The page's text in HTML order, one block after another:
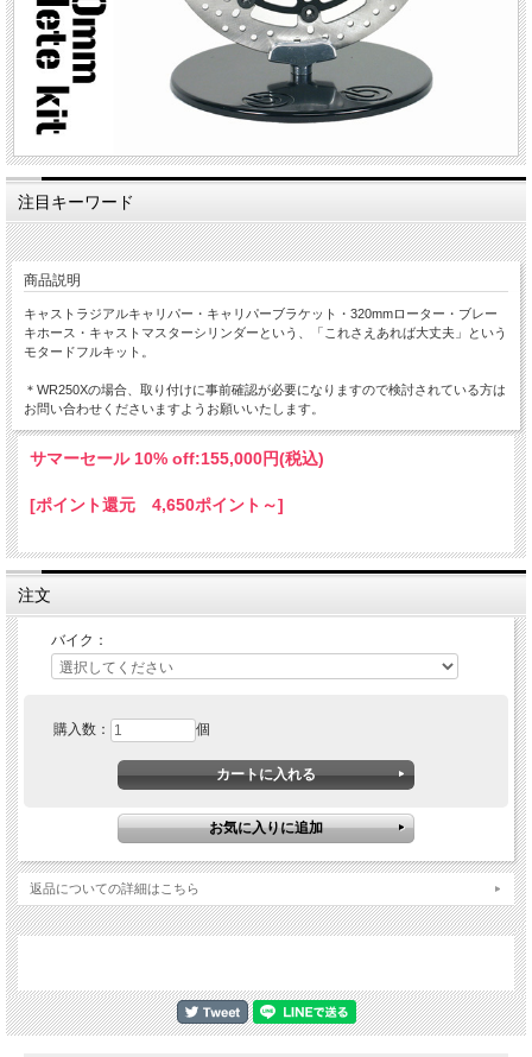
注目キーワード
商品説明
キャストラジアルキャリパー・キャリパーブラケット・320mmローター・ブレー
キホース・キャストマスターシリンダーという、「これさえあれば大丈夫」という
モタードフルキット。
＊WR250Xの場合、取り付けに事前確認が必要になりますので検討されている方は
お問い合わせくださいますようお願いいたします。
サマーセール 10% off:155,000円(税込)
[ポイント還元 4,650ポイント～]
注文
バイク：
購入数： 個
返品についての詳細はこちら